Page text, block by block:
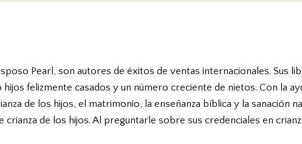
Pearl, son autores de éxitos de ventas internacionales. Sus
hijos felizmente casados ​​y un número creciente de nietos. Con la
de los hijos, el matrimonio, la enseñanza bíblica y la sanación
crianza de los hijos. Al preguntarle sobre sus credenciales en